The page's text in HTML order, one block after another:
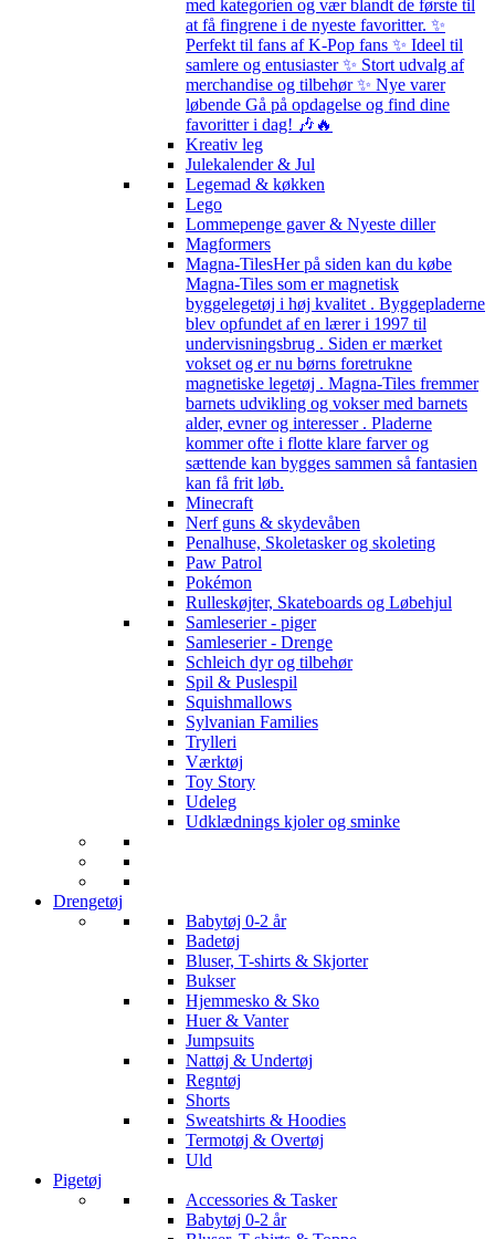
med kategorien og vær blandt de første til
at få fingrene i de nyeste favoritter. ✨
Perfekt til fans af K-Pop fans ✨ Ideel til
samlere og entusiaster ✨ Stort udvalg af
merchandise og tilbehør ✨ Nye varer
løbende Gå på opdagelse og find dine
favoritter i dag! 🎶🔥
Kreativ leg
Julekalender & Jul
Legemad & køkken
Lego
Lommepenge gaver & Nyeste diller
Magformers
Magna-TilesHer på siden kan du købe
Magna-Tiles som er magnetisk
byggelegetøj i høj kvalitet . Byggepladerne
blev opfundet af en lærer i 1997 til
undervisningsbrug . Siden er mærket
vokset og er nu børns foretrukne
magnetiske legetøj . Magna-Tiles fremmer
barnets udvikling og vokser med barnets
alder, evner og interesser . Pladerne
kommer ofte i flotte klare farver og
sættende kan bygges sammen så fantasien
kan få frit løb.
Minecraft
Nerf guns & skydevåben
Penalhuse, Skoletasker og skoleting
Paw Patrol
Pokémon
Rulleskøjter, Skateboards og Løbehjul
Samleserier - piger
Samleserier - Drenge
Schleich dyr og tilbehør
Spil & Puslespil
Squishmallows
Sylvanian Families
Trylleri
Værktøj
Toy Story
Udeleg
Udklædnings kjoler og sminke
Drengetøj
Babytøj 0-2 år
Badetøj
Bluser, T-shirts & Skjorter
Bukser
Hjemmesko & Sko
Huer & Vanter
Jumpsuits
Nattøj & Undertøj
Regntøj
Shorts
Sweatshirts & Hoodies
Termotøj & Overtøj
Uld
Pigetøj
Accessories & Tasker
Babytøj 0-2 år